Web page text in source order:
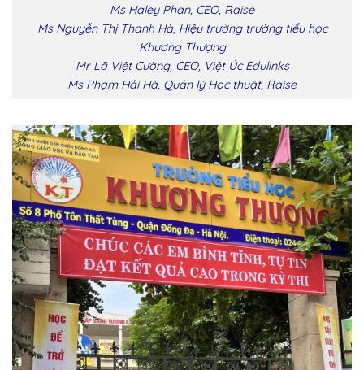
Ms Haley Phan, CEO, Raise
Ms Nguyễn Thị Thanh Hà, Hiệu trưởng trường tiểu học
Khương Thượng
Mr Lã Việt Cường, CEO, Việt Úc Edulinks
Ms Phạm Hải Hà, Quản lý Học thuật, Raise